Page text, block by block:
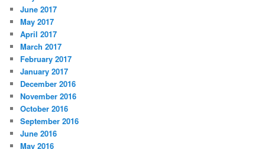
June 2017
May 2017
April 2017
March 2017
February 2017
January 2017
December 2016
November 2016
October 2016
September 2016
June 2016
May 2016